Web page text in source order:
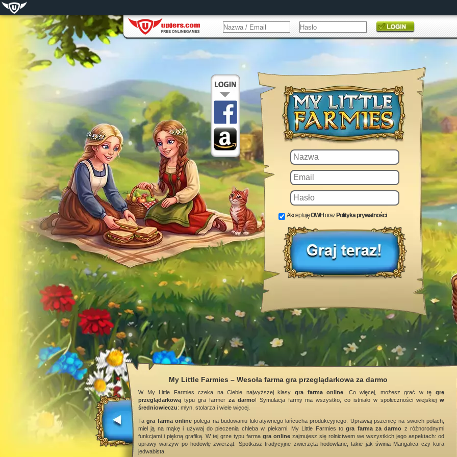
AkceptujęOWH oraz Polityka prywatności.
My Little Farmies – Wesoła farma gra przeglądarkowa za darmo
W My Little Farmies czeka na Ciebie najwyższej klasy gra farma online . Co więcej, możesz grać w tęgrę
przeglądarkową typu gra farmer za darmo! Symulacja farmy ma wszystko, co istniało w społeczności wiejskiejw
średniowieczu: młyn, stolarza i wiele więcej.
Tagra farma online polega na budowaniu lukratywnego łańcucha produkcyjnego. Uprawiaj pszenicę na swoich polach,
miel ją na mąkę i używaj do pieczenia chleba w piekarni. My Little Farmies togra farma za darmo z różnorodnymi
funkcjami i piękną grafiką. W tej grze typu farma gra online zajmujesz się rolnictwem we wszystkich jego aspektach: od
uprawy warzyw po hodowlę zwierząt. Spotkasz tradycyjne zwierzęta hodowlane, takie jak świnia Mangalica czy kura
jedwabista.